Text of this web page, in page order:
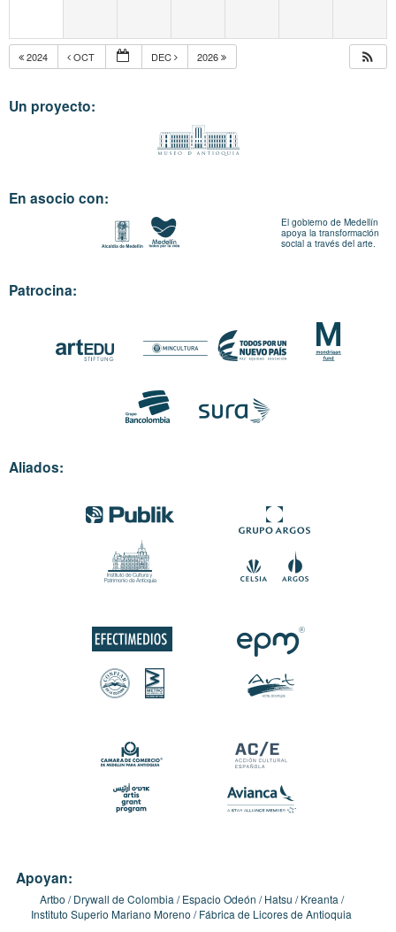
2024 OCT DEC 2026
Un proyecto:
En asocio con:
El gobierno de Medellín
apoya la transformación
social a través del arte.
Patrocina:
Aliados:
Apoyan:
Artbo Drywall de Colombia Espacio Odeón Hatsu
Kreanta
Instituto Superio Mariano Moreno
Fábrica de Licores de Antioquia